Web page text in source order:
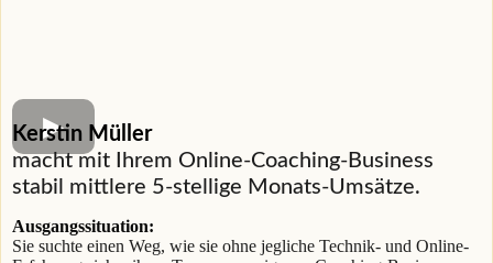
Kerstin Müller
macht mit Ihrem Online-Coaching-Business
stabil mittlere 5-stellige Monats-Umsätze.
Ausgangssituation:
Sie suchte einen Weg, wie sie ohne jegliche Technik- und Online-